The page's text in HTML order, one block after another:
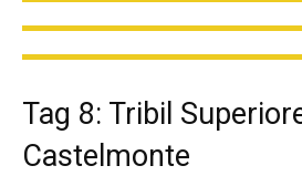
Tag 8: Tribil
Castelmonte